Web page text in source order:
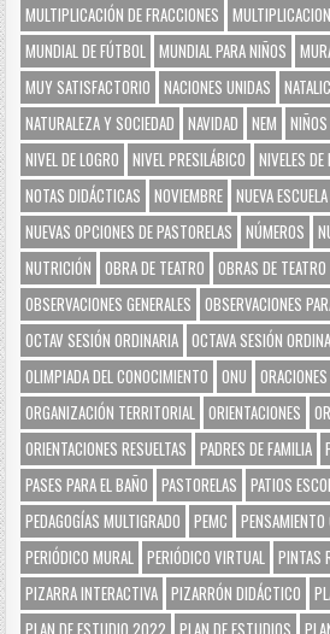
MULTIPLICACIÓN DE FRACCIONES
MUNDIAL DE FÚTBOL
MUNDIAL PARA NIÑOS
MUY SATISFACTORIO
NACIONES UNIDAS
NATURALEZA Y SOCIEDAD
NAVIDAD NEM NIÑOS
NIVEL DE LOGRO
NIVEL PRESILÁBICO NIVELES DE
NOTAS DIDÁCTICAS
NOVIEMBRE NUEVA
NUEVAS OPCIONES DE PASTORELAS
NÚMEROS
NUTRICIÓN
OBRA DE TEATRO OBRAS DE TEATRO
OBSERVACIONES GENERALES
OBSERVACIONES
OCTAV SESIÓN ORDINARIA OCTAVA SESIÓN
OLIMPIADA DEL CONOCIMIENTO
ONU
ORACIONES
ORGANIZACIÓN TERRITORIAL
ORIENTACIONES
ORIENTACIONES RESUELTAS
PADRES DE FAMILIA
PASES PARA EL BAÑO
PASTORELAS PATIOS
PEDAGOGÍAS MULTIGRADO
PEMC
PERIÓDICO MURAL
PERIÓDICO VIRTUAL PINTAS
PIZARRA INTERACTIVA PIZARRÓN DIDÁCTICO
PLAN DE ESTUDIO 2022
PLAN DE ESTUDIOS